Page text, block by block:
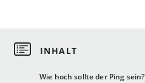
Wie hoch sollte der Ping sein?